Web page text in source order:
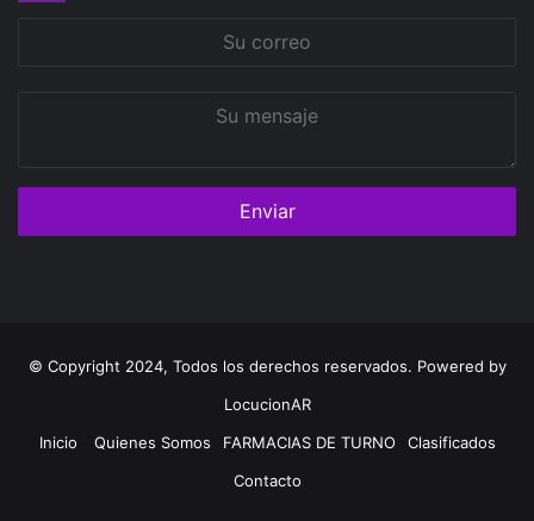
© Copyright 2024, Todos los derechos reservados. Powered by
LocucionAR
Inicio
Quienes Somos FARMACIAS DE TURNO
Clasificados
Contacto